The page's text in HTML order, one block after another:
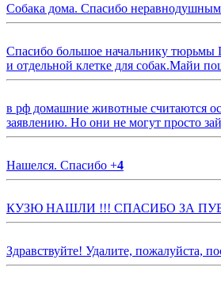
Собака дома. Спасибо
Спасибо большое начальнику тюрьмы
и отдельной клетке для собак.Майи
в рф домашние животные считаются
заявлению. Но они не могут просто
Нашелся. Спасибо +4
КУЗЮ НАШЛИ !!! СПАСИБО ЗА
Здравствуйте! Удалите, пожалуйста,